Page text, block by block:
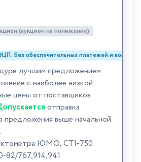
(аукцион на понижение)
Без обеспечительных платежей и
лучшим предложением
с наиболее низкой
цены от поставщиков
отправка
предложения выше начальной
ЮМО, CTI-750
82/767,914,941